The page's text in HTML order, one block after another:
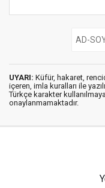
UYARI: Küfür, hakaret,
içeren, imla kuralları ile
Türkçe karakter
onaylanmamaktadır.